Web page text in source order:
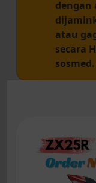
dengan
atau
secara
sosmed.